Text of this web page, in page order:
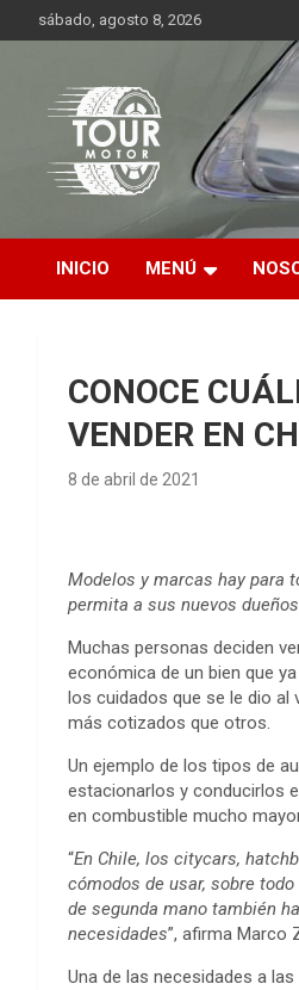
al
sábado, agosto 8, 2026
Tour Motor
Plataforma de contenido
INICIO MENÚ
CONOCE
VENDER EN
8 de abril de 2021
Modelos y marcas hay para
permita a sus nuevos
Muchas personas deciden
económica de un bien que
los cuidados que se le dio al
más cotizados que otros.
Un ejemplo de los tipos de
estacionarlos y conducirlos
en combustible mucho
“En Chile, los citycars,
cómodos de usar, sobre
de segunda mano también
necesidades”, afirma Marco
Una de las necesidades a